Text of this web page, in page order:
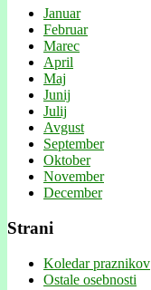
Januar
Februar
Marec
April
Maj
Junij
Julij
Avgust
September
Oktober
November
December
Strani
Koledar praznikov
Ostale osebnosti